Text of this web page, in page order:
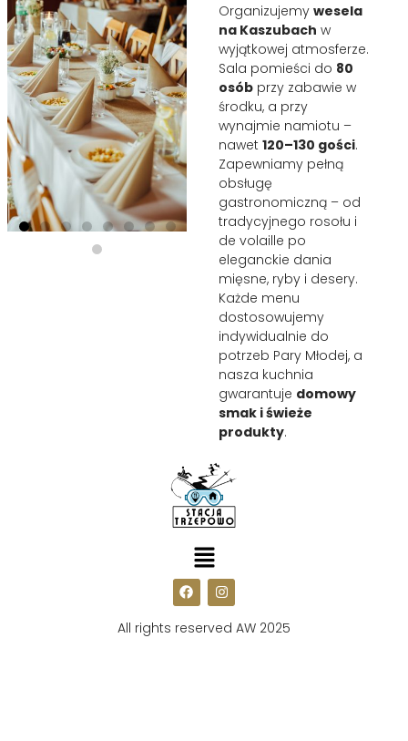
Organizujemy wesela
na Kaszubach w
wyjątkowej atmosferze.
Sala pomieści do 80
osóbprzy zabawie w
środku, a przy
wynajmie namiotu –
nawet 120–130 gości.
Zapewniamy pełną
obsługę
gastronomiczną – od
tradycyjnego rosołu i
de volaille po
eleganckie dania
mięsne, ryby i desery.
Każde menu
dostosowujemy
indywidualnie do
potrzeb Pary Młodej, a
nasza kuchnia
gwarantuje domowy
smak i świeże
produkty.
All rights reserved AW 2025